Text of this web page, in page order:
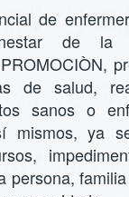
de
de la
de salud,
sanos o
mismos, ya
persona,